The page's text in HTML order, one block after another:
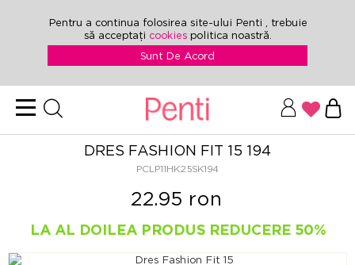
Pentru a continua folosirea site-ului Penti , trebuie
să acceptați cookies politica noastră.
Sunt De Acord
DRES FASHION FIT 15 194
PCLP11HK25SK194
22.95 ron
LA AL DOILEA PRODUS REDUCERE 50%